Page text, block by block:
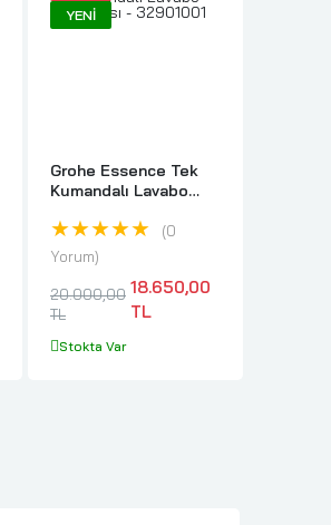
YENI
Grohe Essence Tek
Kumandalı Lavabo
★★★★★
0
Yorum
20.000,00
TL
18.650,00
TL
Stokta Var